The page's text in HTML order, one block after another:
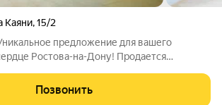
Каяни,15/2
предложение для вашего
Ростова-на-Дону! Продается
любых бизнес-идей. Это
из двух этажей с общей
Позвонить